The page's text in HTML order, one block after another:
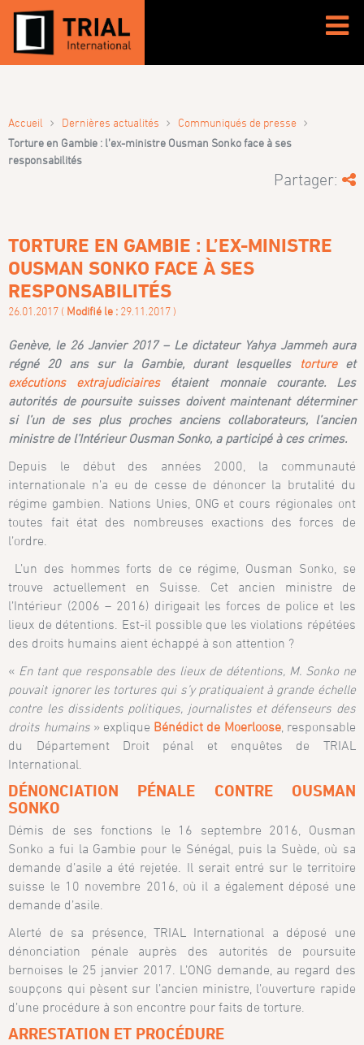
Accueil › Dernières actualités › Communiqués de presse ›
Torture en Gambie : l’ex-ministre Ousman Sonko face à ses
responsabilités
Partager:
TORTURE EN GAMBIE : L’EX-MINISTRE
OUSMAN SONKO FACE À SES
RESPONSABILITÉS
26.01.2017 ( Modifié le : 29.11.2017 )
Genève, le 26 Janvier 2017 – Le dictateur Yahya Jammeh aura
régné 20 ans sur la Gambie, durant lesquelles
tortureet
exécutions extrajudiciairesétaient monnaie courante. Les
autorités de poursuite suisses doivent maintenant déterminer
si l’un de ses plus proches anciens collaborateurs, l’ancien
ministre de l’Intérieur Ousman Sonko, a participé à ces crimes.
Depuis le début des années 2000, la communauté
internationale n’a eu de cesse de dénoncer la brutalité du
régime gambien. Nations Unies, ONG et cours régionales ont
toutes fait état des nombreuses exactions des forces de
l’ordre.
L’un des hommes forts de ce régime, Ousman Sonko, se
trouve actuellement en Suisse. Cet ancien ministre de
l’Intérieur (2006 – 2016) dirigeait les forces de police et les
lieux de détentions. Est-il possible que les violations répétées
des droits humains aient échappé à son attention ?
« En tant que responsable des lieux de détentions, M. Sonko ne
pouvait ignorer les tortures qui s’y pratiquaient à grande échelle
contre les dissidents politiques, journalistes et défenseurs des
droits humains » explique Bénédict de Moerloose, responsable
du Département Droit pénal et enquêtes de TRIAL
International.
DÉNONCIATION PÉNALE CONTRE OUSMAN
SONKO
Démis de ses fonctions le 16 septembre 2016, Ousman
Sonko a fui la Gambie pour le Sénégal, puis la Suède, où sa
demande d’asile a été rejetée. Il serait entré sur le territoire
suisse le 10 novembre 2016, où il a également déposé une
demande d’asile.
Alerté de sa présence, TRIAL International a déposé une
dénonciation pénale auprès des autorités de poursuite
bernoises le 25 janvier 2017. L’ONG demande, au regard des
soupçons qui pèsent sur l’ancien ministre, l’ouverture rapide
d’une procédure à son encontre pour faits de torture.
ARRESTATION ET PROCÉDURE